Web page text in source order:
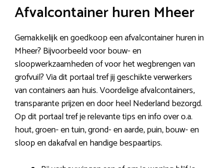
Afvalcontainer huren Mheer
Gemakkelijk en goedkoop een afvalcontainer huren in
Mheer? Bijvoorbeeld voor bouw- en
sloopwerkzaamheden of voor het wegbrengen van
grofvuil? Via dit portaal tref jij geschikte verwerkers
van containers aan huis. Voordelige afvalcontainers,
transparante prijzen en door heel Nederland bezorgd.
Op dit portaal tref je relevante tips en info over o.a.
hout, groen- en tuin, grond- en aarde, puin, bouw- en
sloop en dakafval en handige bespaartips.